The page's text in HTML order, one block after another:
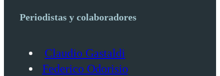
Periodistas y colaboradores
Claudio Gastaldi
Federico Odorisio